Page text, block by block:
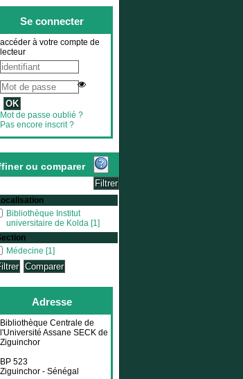
Se connecter
accéder à votre compte de
lecteur
Mot de passe oublié ?
Pas encore inscrit ?
ou comparer
Institut universitaire de Kolda
Bibliothèque Institut
universitaire de Kolda [1]
Médecine [1]
Adresse
Bibliothèque Centrale de
l'Université Assane SECK de
Ziguinchor
BP 523
Ziguinchor - Sénégal